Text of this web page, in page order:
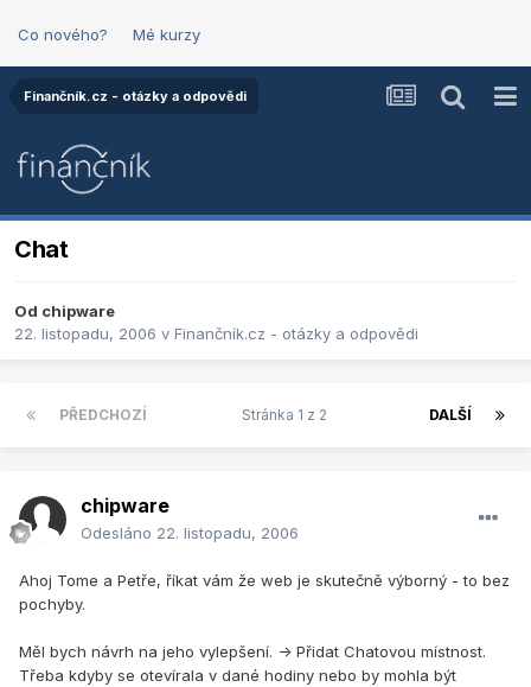
Co nového? Mé kurzy
Finančník.cz - otázky a odpovědi
Chat
Od chipware
22. listopadu, 2006 v Finančník.cz - otázky a odpovědi
PŘEDCHOZÍ DALŠÍ
Stránka 1 z 2
chipware
Odesláno 22. listopadu, 2006
Ahoj Tome a Petře, říkat vám že web je skutečně výborný - to bez
pochyby.
Měl bych návrh na jeho vylepšení. -> Přidat Chatovou místnost.
Třeba kdyby se otevírala v dané hodiny nebo by mohla být